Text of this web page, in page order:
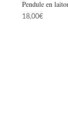
Pendule en
18,00€